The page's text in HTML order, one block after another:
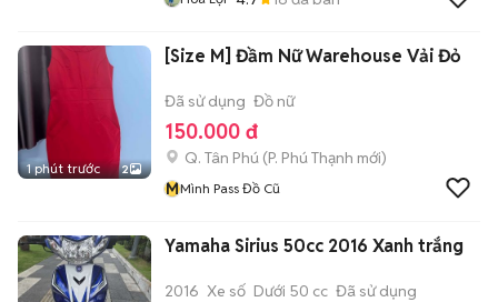
1 phút trước 2
[Size M] Đầm Nữ Warehouse Vải Đỏ
Đã sử dụng Đồ nữ
150.000 đ
Q. Tân Phú (P. Phú Thạnh mới)
MMình Pass Đồ Cũ
Yamaha Sirius 50cc 2016 Xanh trắng
2016 Xe số Dưới 50 cc Đã sử dụng